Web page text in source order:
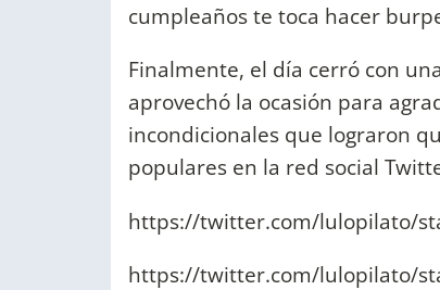
cumpleaños te toca hacer
Finalmente, el día cerró con
aprovechó la ocasión para
incondicionales que lograron
populares en la red social
https://twitter.com/lulopilato/
https://twitter.com/lulopilato/